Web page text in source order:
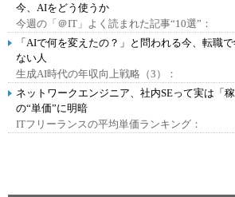
今、AIをどう使うか
今週の「＠IT」よく読まれた記事“10選”：
「AIで何を変えたの？」と問われる今、転職
ない人
生成AI時代の年収向上戦略（3）：
ネットワークエンジニア、社内SEって実は「
の“単価”に明暗
ITフリーランスの平均単価ランキング：